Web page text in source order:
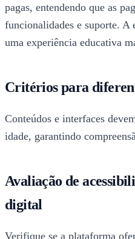
pagas, entendendo que as
funcionalidades e suporte. A
uma experiência educativa
Critérios para
Conteúdos e interfaces
idade, garantindo
Avaliação de
digital
Verifique se a plataforma